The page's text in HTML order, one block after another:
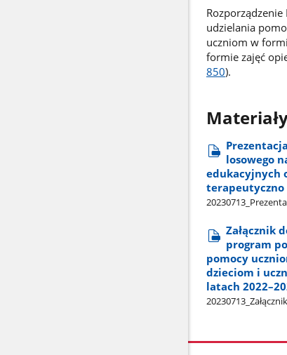
udzielania
uczniom w
formie zajęć
850).
losowego
edukacyjnych
terapeutyczno
Załącznik
program
pomocy
dzieciom i
latach